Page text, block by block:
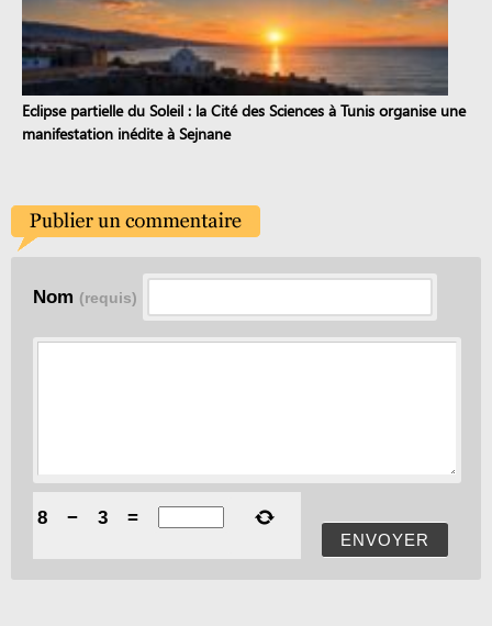
Eclipse partielle du Soleil : la Cité des Sciences à Tunis organise une
manifestation inédite à Sejnane
Nom (requis)
ENVOYER
8 − 3 =